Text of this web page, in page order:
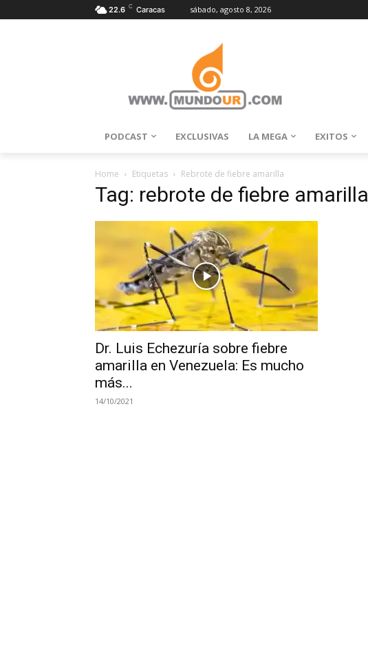
22.6 C Caracas sábado, agosto 8, 2026
PODCAST EXCLUSIVAS LA MEGA EXITOS
Home Etiquetas Rebrote de fiebre amarilla
Tag: rebrote de fiebre amarilla
Dr. Luis Echezuría sobre fiebre
amarilla en Venezuela: Es mucho
más...
14/10/2021